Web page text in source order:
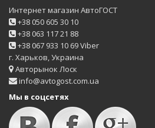
Интернет магазин АвтоГОСТ
+38 050 605 30 10
+38 063 117 21 88
+38 067 933 10 69 Viber
г. Харьков, Украина
Авторынок Лоск
info@avtogost.com.ua
Мы в соцсетях